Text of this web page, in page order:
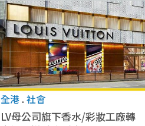
全港 .社會
LV母公司旗下香水/彩妝工廠轉